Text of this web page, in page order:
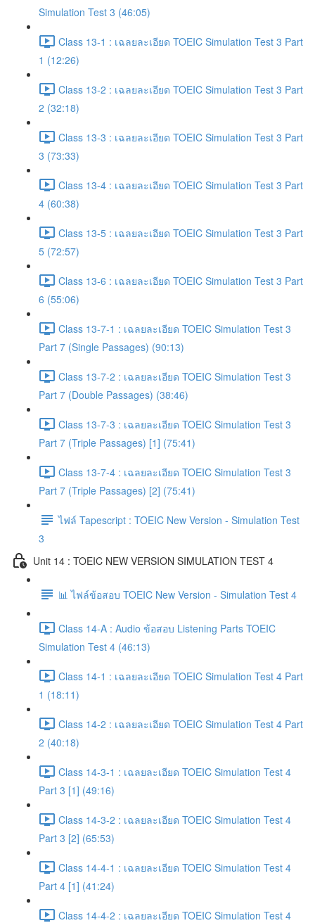
Simulation Test 3 (46:05)
Class 13-1 : เฉลยละเอียด TOEIC Simulation Test 3 Part
1 (12:26)
Class 13-2 : เฉลยละเอียด TOEIC Simulation Test 3 Part
2 (32:18)
Class 13-3 : เฉลยละเอียด TOEIC Simulation Test 3 Part
3 (73:33)
Class 13-4 : เฉลยละเอียด TOEIC Simulation Test 3 Part
4 (60:38)
Class 13-5 : เฉลยละเอียด TOEIC Simulation Test 3 Part
5 (72:57)
Class 13-6 : เฉลยละเอียด TOEIC Simulation Test 3 Part
6 (55:06)
Class 13-7-1 : เฉลยละเอียด TOEIC Simulation Test 3
Part 7 (Single Passages) (90:13)
Class 13-7-2 : เฉลยละเอียด TOEIC Simulation Test 3
Part 7 (Double Passages) (38:46)
Class 13-7-3 : เฉลยละเอียด TOEIC Simulation Test 3
Part 7 (Triple Passages) [1] (75:41)
Class 13-7-4 : เฉลยละเอียด TOEIC Simulation Test 3
Part 7 (Triple Passages) [2] (75:41)
ไฟล์ Tapescript : TOEIC New Version - Simulation Test
3
Unit 14 : TOEIC NEW VERSION SIMULATION TEST 4
📊 ไฟล์ข้อสอบ TOEIC New Version - Simulation Test 4
Class 14-A : Audio ข้อสอบ Listening Parts TOEIC
Simulation Test 4 (46:13)
Class 14-1 : เฉลยละเอียด TOEIC Simulation Test 4 Part
1 (18:11)
Class 14-2 : เฉลยละเอียด TOEIC Simulation Test 4 Part
2 (40:18)
Class 14-3-1 : เฉลยละเอียด TOEIC Simulation Test 4
Part 3 [1] (49:16)
Class 14-3-2 : เฉลยละเอียด TOEIC Simulation Test 4
Part 3 [2] (65:53)
Class 14-4-1 : เฉลยละเอียด TOEIC Simulation Test 4
Part 4 [1] (41:24)
Class 14-4-2 : เฉลยละเอียด TOEIC Simulation Test 4